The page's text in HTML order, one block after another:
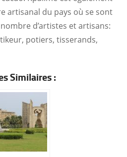
artisanal du pays où se sont
d’artistes et artisans:
potiers, tisserands,
Similaires :